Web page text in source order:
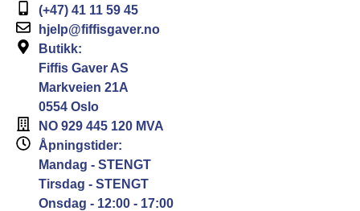
(+47) 41 11 59 45
hjelp@fiffisgaver.no
Butikk:
Fiffis Gaver AS
Markveien 21A
0554 Oslo
NO 929 445 120 MVA
Åpningstider:
Mandag - STENGT
Tirsdag - STENGT
Onsdag - 12:00 - 17:00